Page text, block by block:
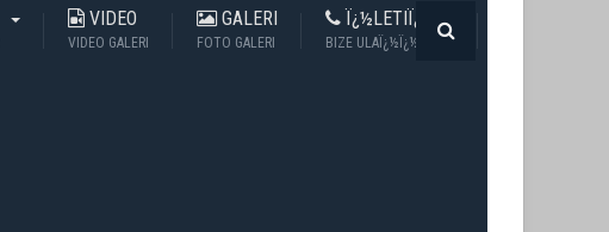
VIDEO
VIDEO GALERI
GALERI
FOTO GALERI
Ï¿½LETIÏ¿½IM
BIZE ULAÏ¿½Ï¿½N